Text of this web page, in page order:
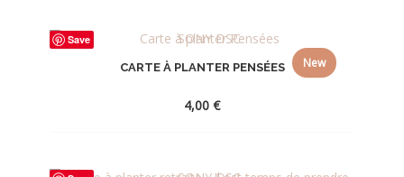
Save
CARTE À PLANTER PENSÉES
4,00 €
New